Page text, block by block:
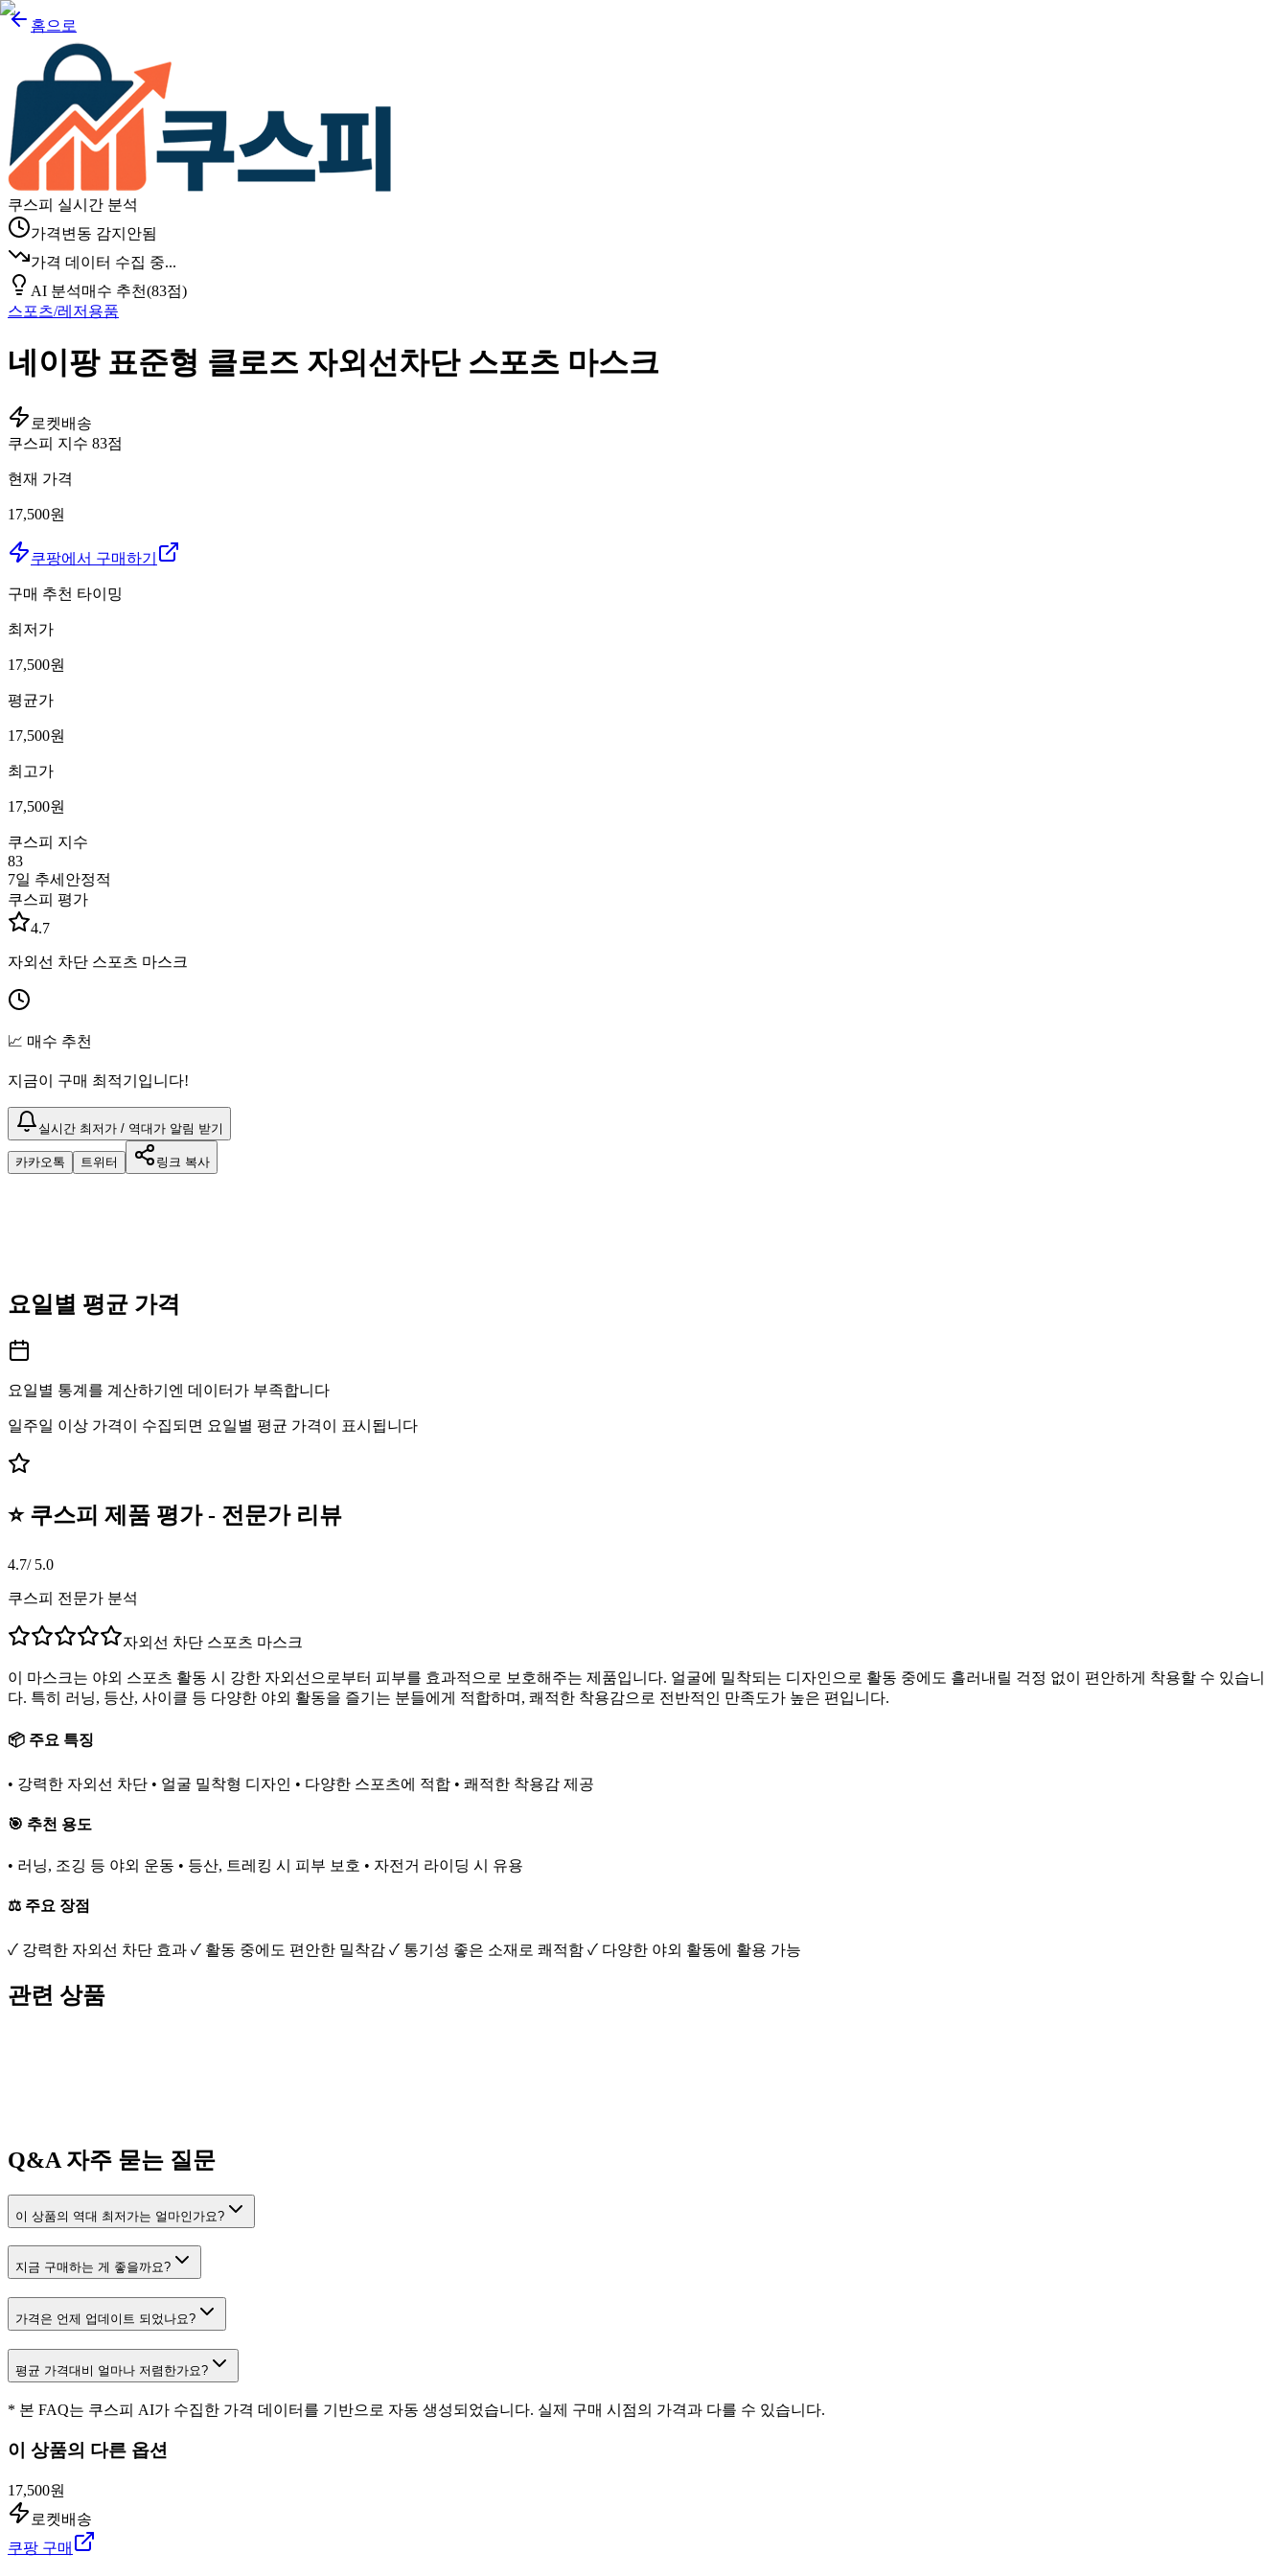
홈으로
쿠스피 실시간 분석
가격변동 감지안됨
가격 데이터 수집 중...
AI 분석매수 추천(83점)
스포츠/레저용품
네이팡 표준형 클로즈 자외선차단 스포츠 마스크
로켓배송
쿠스피 지수 83점
현재 가격
17,500원
쿠팡에서 구매하기
구매 추천 타이밍
최저가
17,500원
평균가
17,500원
최고가
17,500원
쿠스피 지수
83
7일 추세 안정적
쿠스피 평가
4.7
자외선 차단 스포츠 마스크
📈 매수 추천
지금이 구매 최적기입니다!
실시간 최저가 / 역대가 알림 받기
카카오톡 트위터 링크 복사
요일별 평균 가격
요일별 통계를 계산하기엔 데이터가 부족합니다
일주일 이상 가격이 수집되면 요일별 평균 가격이 표시됩니다
⭐ 쿠스피 제품 평가 - 전문가 리뷰
4.7/ 5.0
쿠스피 전문가 분석
자외선 차단 스포츠 마스크
이 마스크는 야외 스포츠 활동 시 강한 자외선으로부터 피부를 효과적으로 보호해주는 제품입니다. 얼굴에 밀착되는 디자인으로 활동 중에도 흘러내릴 걱정 없이 편안하게 착용할 수 있습니
다. 특히 러닝, 등산, 사이클 등 다양한 야외 활동을 즐기는 분들에게 적합하며, 쾌적한 착용감으로 전반적인 만족도가 높은 편입니다.
📦 주요 특징
• 강력한 자외선 차단 • 얼굴 밀착형 디자인 • 다양한 스포츠에 적합 • 쾌적한 착용감 제공
🎯 추천 용도
• 러닝, 조깅 등 야외 운동 • 등산, 트레킹 시 피부 보호 • 자전거 라이딩 시 유용
⚖️ 주요 장점
✓ 강력한 자외선 차단 효과 ✓ 활동 중에도 편안한 밀착감 ✓ 통기성 좋은 소재로 쾌적함 ✓ 다양한 야외 활동에 활용 가능
관련 상품
Q&A 자주 묻는 질문
이 상품의 역대 최저가는 얼마인가요?
지금 구매하는 게 좋을까요?
가격은 언제 업데이트 되었나요?
평균 가격대비 얼마나 저렴한가요?
* 본 FAQ는 쿠스피 AI가 수집한 가격 데이터를 기반으로 자동 생성되었습니다. 실제 구매 시점의 가격과 다를 수 있습니다.
이 상품의 다른 옵션
17,500원
로켓배송
쿠팡 구매